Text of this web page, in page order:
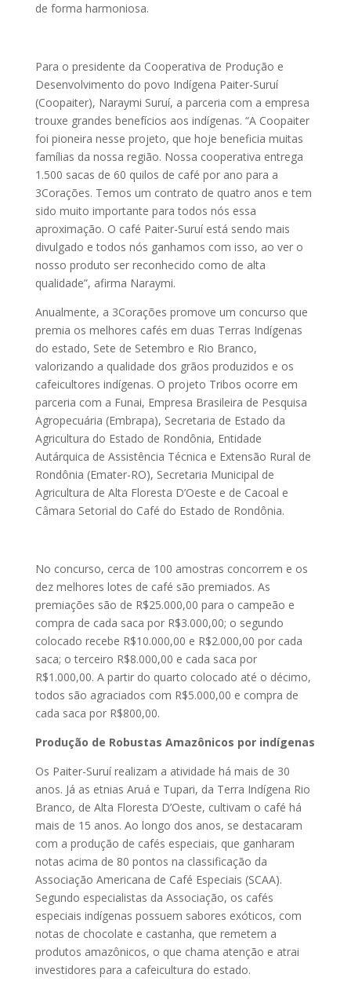
de forma harmoniosa.
Para o presidente da Cooperativa de Produção e
Desenvolvimento do povo Indígena Paiter-Suruí
(Coopaiter), Naraymi Suruí, a parceria com a empresa
trouxe grandes benefícios aos indígenas. “A Coopaiter
foi pioneira nesse projeto, que hoje beneficia muitas
famílias da nossa região. Nossa cooperativa entrega
1.500 sacas de 60 quilos de café por ano para a
3Corações. Temos um contrato de quatro anos e tem
sido muito importante para todos nós essa
aproximação. O café Paiter-Suruí está sendo mais
divulgado e todos nós ganhamos com isso, ao ver o
nosso produto ser reconhecido como de alta
qualidade”, afirma Naraymi.
Anualmente, a 3Corações promove um concurso que
premia os melhores cafés em duas Terras Indígenas
do estado, Sete de Setembro e Rio Branco,
valorizando a qualidade dos grãos produzidos e os
cafeicultores indígenas. O projeto Tribos ocorre em
parceria com a Funai, Empresa Brasileira de Pesquisa
Agropecuária (Embrapa), Secretaria de Estado da
Agricultura do Estado de Rondônia, Entidade
Autárquica de Assistência Técnica e Extensão Rural de
Rondônia (Emater-RO), Secretaria Municipal de
Agricultura de Alta Floresta D’Oeste e de Cacoal e
Câmara Setorial do Café do Estado de Rondônia.
No concurso, cerca de 100 amostras concorrem e os
dez melhores lotes de café são premiados. As
premiações são de R$25.000,00 para o campeão e
compra de cada saca por R$3.000,00; o segundo
colocado recebe R$10.000,00 e R$2.000,00 por cada
saca; o terceiro R$8.000,00 e cada saca por
R$1.000,00. A partir do quarto colocado até o décimo,
todos são agraciados com R$5.000,00 e compra de
cada saca por R$800,00.
Produção de Robustas Amazônicos por indígenas
Os Paiter-Suruí realizam a atividade há mais de 30
anos. Já as etnias Aruá e Tupari, da Terra Indígena Rio
Branco, de Alta Floresta D’Oeste, cultivam o café há
mais de 15 anos. Ao longo dos anos, se destacaram
com a produção de cafés especiais, que ganharam
notas acima de 80 pontos na classificação da
Associação Americana de Café Especiais (SCAA).
Segundo especialistas da Associação, os cafés
especiais indígenas possuem sabores exóticos, com
notas de chocolate e castanha, que remetem a
produtos amazônicos, o que chama atenção e atrai
investidores para a cafeicultura do estado.